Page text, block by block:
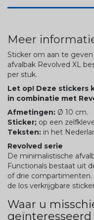
Meer
Sticker om aan te
afvalbak Revolved XL
per stuk.
Let op! Deze stickers
in combinatie met
Afmetingen: Ø 10 cm.
Sticker; op een
Teksten: in het
Revolved serie
De minimalistische
Functionals bestaat uit
of drie
de los verkrijgbare
Waar u